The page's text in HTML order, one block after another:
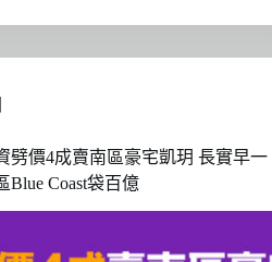
劈價4成賣南區豪宅凱玥 長實早一
Blue Coast袋百億